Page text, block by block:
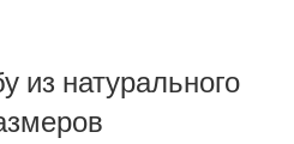
из натурального